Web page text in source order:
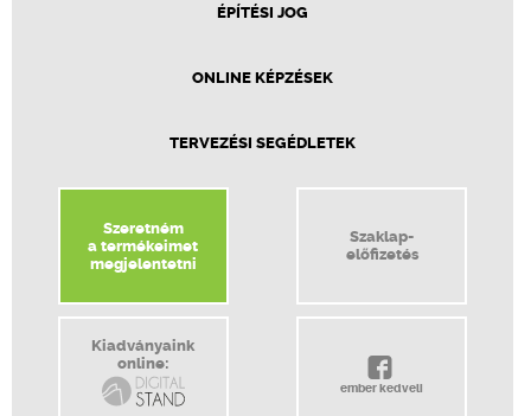
ÉPÍTÉSI JOG
ONLINE KÉPZÉSEK
TERVEZÉSI SEGÉDLETEK
Szeretném
a termékeimet
megjelentetni
Szaklap-
előfizetés
Kiadványaink
online:
ember kedveli